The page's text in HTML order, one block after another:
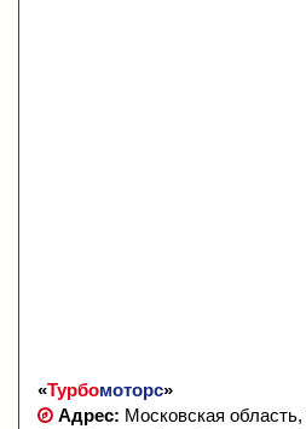
«Турбомоторс»
Адрес: Московская